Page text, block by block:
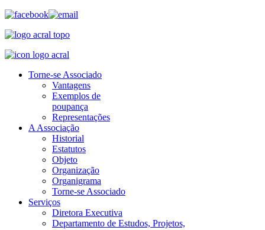
Torne-se Associado
Vantagens
Exemplos de
poupança
Representações
A Associação
Historial
Estatutos
Objeto
Organização
Organigrama
Torne-se Associado
Serviços
Diretora Executiva
Departamento de Estudos, Projetos,